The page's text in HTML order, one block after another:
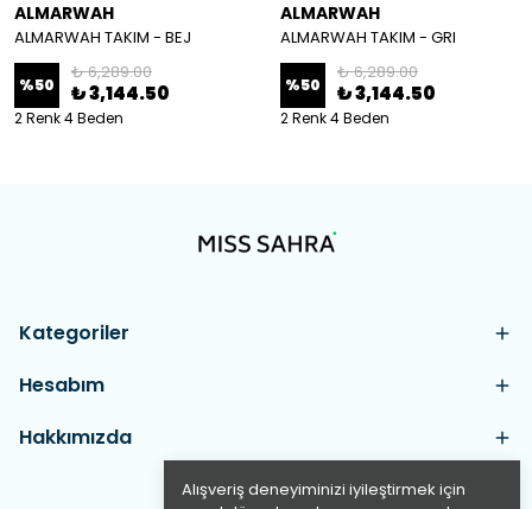
Alışveriş deneyiminizi iyileştirmek için
ALMARWAH
ALMARWAH TAKIM - BEJ
%50
₺ 6,289.00
₺ 3,144.50
2 Renk 4 Beden
ALMARWAH
ALMARWAH TAKIM - GRI
%50
₺ 6,289.00
₺ 3,144.50
2 Renk 4 Beden
Kategoriler
Hesabım
Hakkımızda